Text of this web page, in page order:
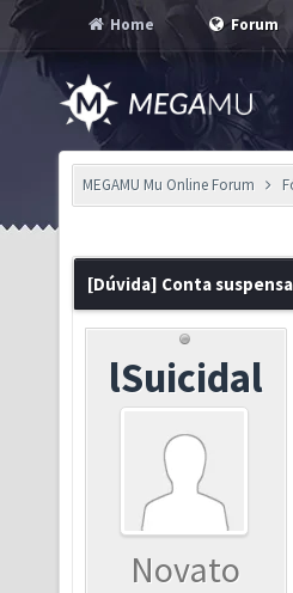
Home Forum
MEGAMU Mu Online Forum
[Dúvida] Conta suspensa
lSuicidal
Novato